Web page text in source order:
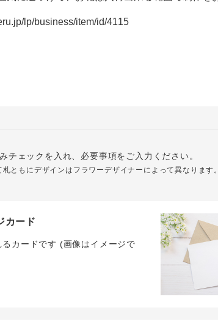
チェックを入れ、必要事項をご入力ください。
ともにデザインはフラワーデザイナーによって異なります。
カード
カードです (画像はイメージで